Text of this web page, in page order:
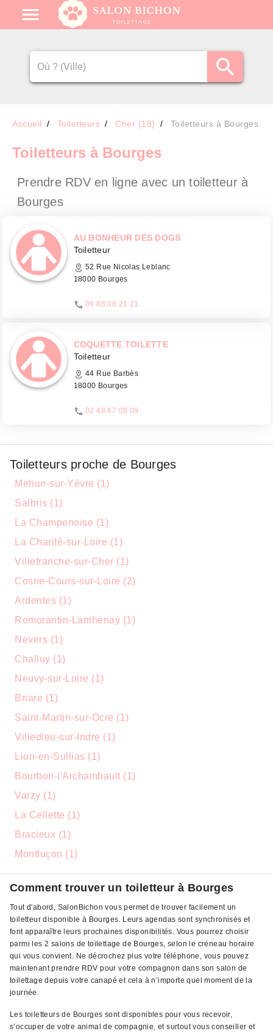
Accueil Toiletteurs Cher (18) Toiletteurs à Bourges
Toiletteurs à Bourges
Prendre RDV en ligne avec un toiletteur à
Bourges
AU BONHEUR DES DOGS
Toiletteur
52 Rue Nicolas Leblanc
18000 Bourges
09 86 08 21 21
COQUETTE TOILETTE
Toiletteur
44 Rue Barbès
18000 Bourges
02 48 67 08 09
Toiletteurs proche de Bourges
Mehun-sur-Yèvre (1)
Salbris (1)
La Champenoise (1)
La Charité-sur-Loire (1)
Villefranche-sur-Cher (1)
Cosne-Cours-sur-Loire (2)
Ardentes (1)
Romorantin-Lanthenay (1)
Nevers (1)
Challuy (1)
Neuvy-sur-Loire (1)
Briare (1)
Saint-Martin-sur-Ocre (1)
Villedieu-sur-Indre (1)
Lion-en-Sullias (1)
Bourbon-l'Archambault (1)
Varzy (1)
La Cellette (1)
Bracieux (1)
Montluçon (1)
Comment trouver un toiletteur à Bourges
Tout d'abord, SalonBichon vous permet de trouver facilement un
toiletteur disponible à Bourges. Leurs agendas sont synchronisés et
font apparaître leurs prochaines disponibilités. Vous pourrez choisir
parmi les 2 salons de toilettage de Bourges, selon le créneau horaire
qui vous convient. Ne décrochez plus votre téléphone, vous pouvez
maintenant prendre RDV pour votre compagnon dans son salon de
toilettage depuis votre canapé et cela à n’importe quel moment de la
journée.
Les toiletteurs de Bourges sont disponibles pour vous recevoir,
s’occuper de votre animal de compagnie, et surtout vous conseiller et